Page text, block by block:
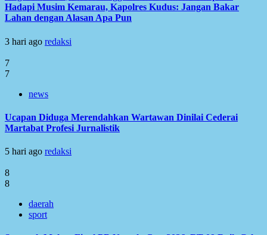
Hadapi Musim Kemarau, Kapolres Kudus: Jangan Bakar
Lahan dengan Alasan Apa Pun
3 hari ago redaksi
7
7
news
Ucapan Diduga Merendahkan Wartawan Dinilai Cederai
Martabat Profesi Jurnalistik
5 hari ago redaksi
8
8
daerah
sport